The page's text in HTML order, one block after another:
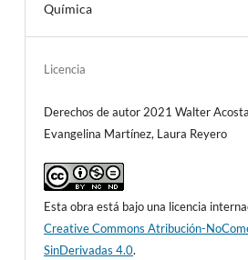
Química
Licencia
Derechos de autor 2021 Walter
Evangelina Martínez, Laura Reyero
Esta obra está bajo una licencia
Creative Commons Atribución-
SinDerivadas 4.0.